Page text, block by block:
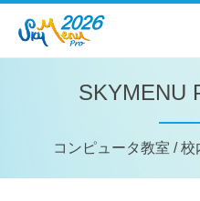
SKYMENU
コンピュータ教室 /